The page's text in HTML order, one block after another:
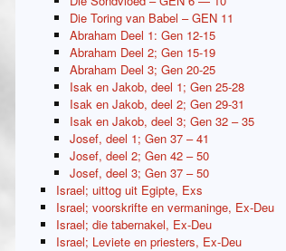
Die Toring van Babel – GEN 11
Abraham Deel 1: Gen 12-15
Abraham Deel 2; Gen 15-19
Abraham Deel 3; Gen 20-25
Isak en Jakob, deel 1; Gen 25-28
Isak en Jakob, deel 2; Gen 29-31
Isak en Jakob, deel 3; Gen 32 – 35
Josef, deel 1; Gen 37 – 41
Josef, deel 2; Gen 42 – 50
Josef, deel 3; Gen 37 – 50
Israel; uittog uit Egipte, Exs
Israel; voorskrifte en vermaninge, Ex-Deu
Israel; die tabernakel, Ex-Deu
Israel; Leviete en priesters, Ex-Deu